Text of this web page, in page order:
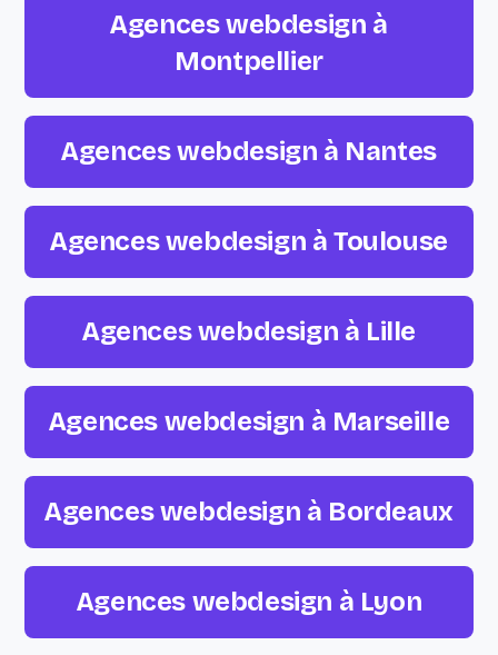
Agences webdesign à
Montpellier
Agences webdesign à Nantes
Agences webdesign à Toulouse
Agences webdesign à Lille
Agences webdesign à Marseille
Agences webdesign à Bordeaux
Agences webdesign à Lyon